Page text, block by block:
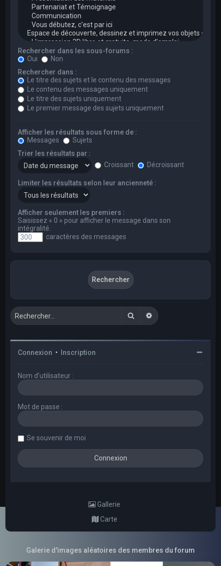
Rechercher dans les sous-forums :
Oui
Non
Rechercher dans :
Le titre des sujets et le contenu des messages
Le contenu des messages uniquement
Le titre des sujets uniquement
Le premier message des sujets uniquement
Afficher les résultats sous forme de :
Messages
Sujets
Trier les résultats par :
Croissant
Décroissant
Limiter les résultats selon leur ancienneté :
Afficher seulement les premiers :
Saisissez « 0 » pour afficher le message dans son
intégralité.
caractères des messages
RechercherRecherche avancée
Connexion • Inscription
Nom d’utilisateur :
Mot de passe :
Se souvenir de moi
Gallerie
Carte
Galerie d'images aléatoires des membres du forum